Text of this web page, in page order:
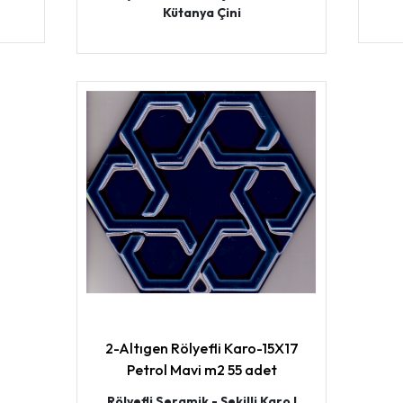
Kütanya Çini
2-Altıgen Rölyefli Karo-15X17
Petrol Mavi m2 55 adet